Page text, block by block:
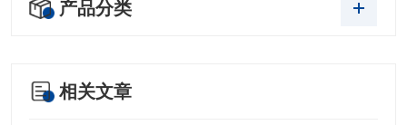
产品分类
相关文章